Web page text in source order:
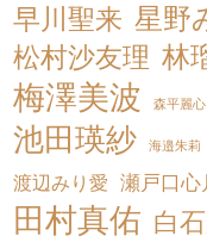
早川聖来 星野
松村沙友理 林
梅澤美波 森平麗心
池田瑛紗 海邉朱莉
渡辺みり愛 瀬戸口心
田村真佑 白